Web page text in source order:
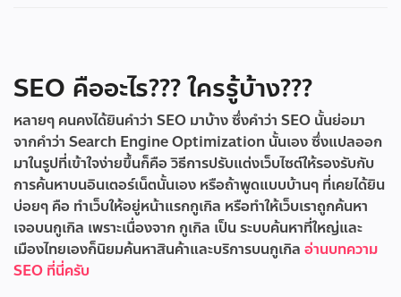
SEO คืออะไร??? ใครรู้บ้าง???
หลายๆ คนคงได้ยินคำว่า SEO มาบ้าง ซึ่งคำว่า SEO นั้นย่อมา
จากคำว่า Search Engine Optimization นั้นเอง ซึ่งแปลออก
มาในรูปที่เข้าใจง่ายขึ้นก็คือ วิธีการปรับแต่งเว็บไซต์ให้รองรับกับ
การค้นหาบนอินเตอร์เน็ตนั้นเอง หรือถ้าพูดแบบบ้านๆ ที่เคยได้ยิน
บ่อยๆ คือ ทำเว็บให้อยู่หน้าแรกกูเกิล หรือทำให้เว็บเราถูกค้นหา
เจอบนกูเกิล เพราะเนื่องจาก กูเกิล เป็น ระบบค้นหาที่ใหญ่และ
เมืองไทยเองก็นิยมค้นหาสินค้าและบริการบนกูเกิล อ่านบทความ
SEO ที่นี่ครับ